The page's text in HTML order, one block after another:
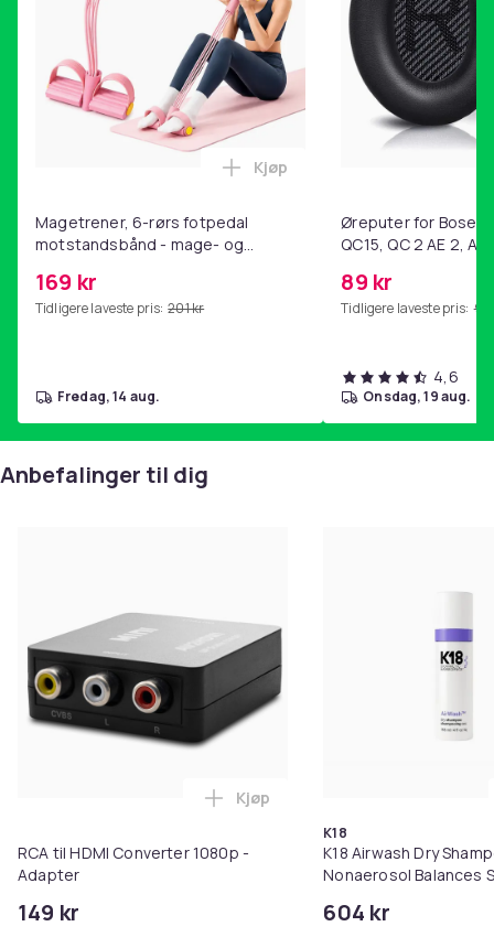
Magetrener, 6-rørs fotpedal
motstandsbånd - mage- og
hjemmegymnastikk Pink
169 kr
Tidligere laveste pris: 201 kr
Legg Magetrener, 6-rørs
Kjøp
fredag, 14 aug.
Øreputer for Bose
QC15, QC 2 AE 2, AE
89 kr
Tidligere laveste pris: 99
4,6
onsdag, 19 aug.
Anbefalinger til dig
RCA til HDMI Converter 1080p -
Adapter
149 kr
Legg RCA til HDMI Converter
Kjøp
K18
K18 Airwash Dry
Nonaerosol Balances
604 kr